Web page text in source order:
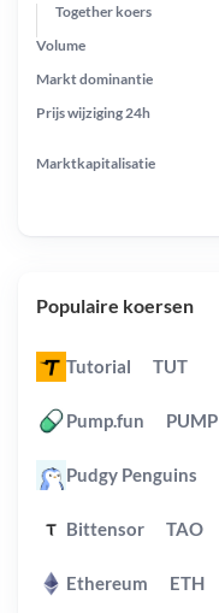
Together koers
Prijs wijziging 24h
Markt dominantie
Marktkapitalisatie
Volume
Populaire koersen
Tutorial TUT
Pump.fun PUMP
Pudgy Penguins
Bittensor TAO
Ethereum ETH